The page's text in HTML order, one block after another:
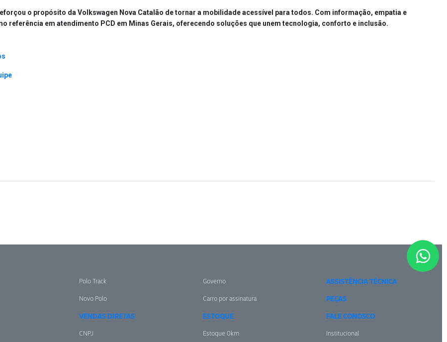
o propósito daVolkswagen Nova Catalão de tornar a mobilidade acessível para todos. Com informação, empatia e
referência em atendimento PCD em Minas Gerais, oferecendo soluções que unem tecnologia, conforto e inclusão.
Polo Track
Novo Polo
VENDAS DIRETAS
CNPJ
Governo
Carro por assinatura
ESTOQUE
Estoque 0km
ASSISTÊNCIA TÉCNICA
PEÇAS
FALE CONOSCO
Institucional